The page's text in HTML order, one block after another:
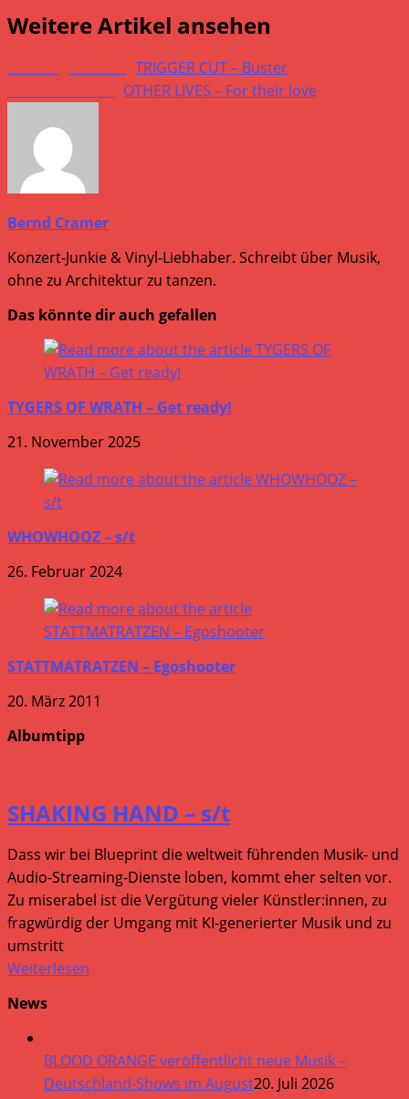
Weitere Artikel ansehen
TRIGGER CUT – Buster
OTHER LIVES – For their love
Bernd Cramer
Konzert-Junkie & Vinyl-Liebhaber. Schreibt über Musik,
ohne zu Architektur zu tanzen.
Das könnte dir auch gefallen
TYGERS OF WRATH – Get ready!
21. November 2025
WHOWHOOZ – s/t
26. Februar 2024
STATTMATRATZEN – Egoshooter
20. März 2011
Albumtipp
SHAKING HAND – s/t
Dass wir bei Blueprint die weltweit führenden Musik- und
Audio-Streaming-Dienste loben, kommt eher selten vor.
Zu miserabel ist die Vergütung vieler Künstler:innen, zu
fragwürdig der Umgang mit KI-generierter Musik und zu
umstritt
Weiterlesen
News
BLOOD ORANGE veröffentlicht neue Musik –
Deutschland-Shows im August20. Juli 2026